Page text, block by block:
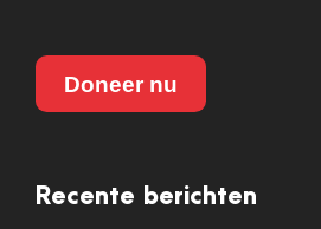
Doneer nu
Recente berichten